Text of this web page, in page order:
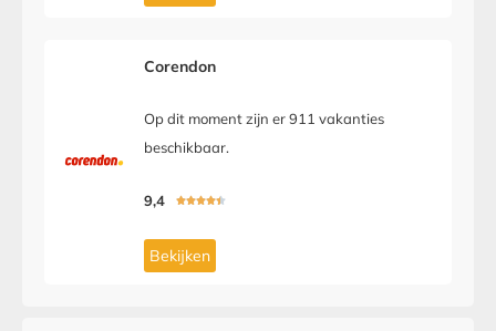
Corendon
Op dit moment zijn er 911 vakanties
beschikbaar.
9,4 
Bekijken